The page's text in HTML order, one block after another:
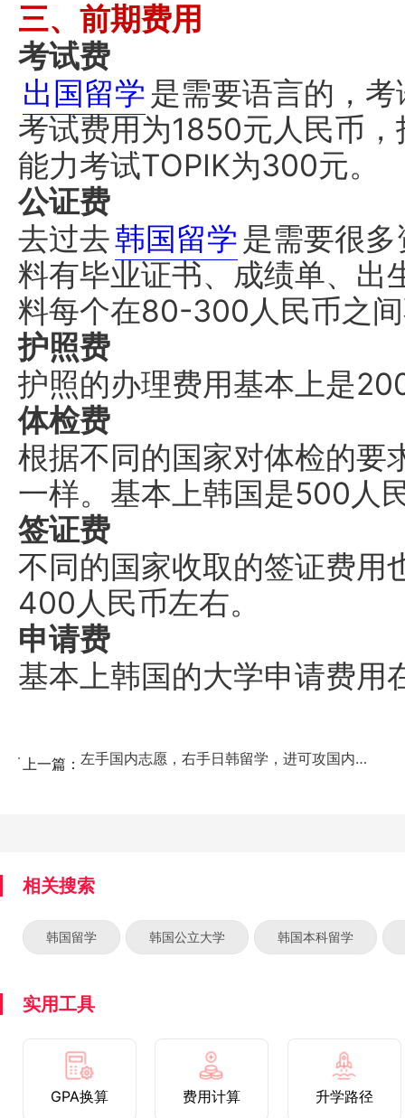
三、前期费用
考试费
出国留学 是需要语言的，
考试费用为1850元人民币
能力考试TOPIK为300元。
公证费
去过去韩国留学 是需要很
料有毕业证书、成绩单、出
料每个在80-300人民币之
护照费
护照的办理费用基本上是
体检费
根据不同的国家对体检的要
一样。基本上韩国是500人
签证费
不同的国家收取的签证费用
400人民币左右。
申请费
基本上韩国的大学申请费
上一篇： 左手国内志愿，右手日韩留学，进可攻国内大学，退可守海...
相关搜索
韩国留学 韩国公立大学 韩国本科留学
实用工具
GPA换算 费用计算 升学路径